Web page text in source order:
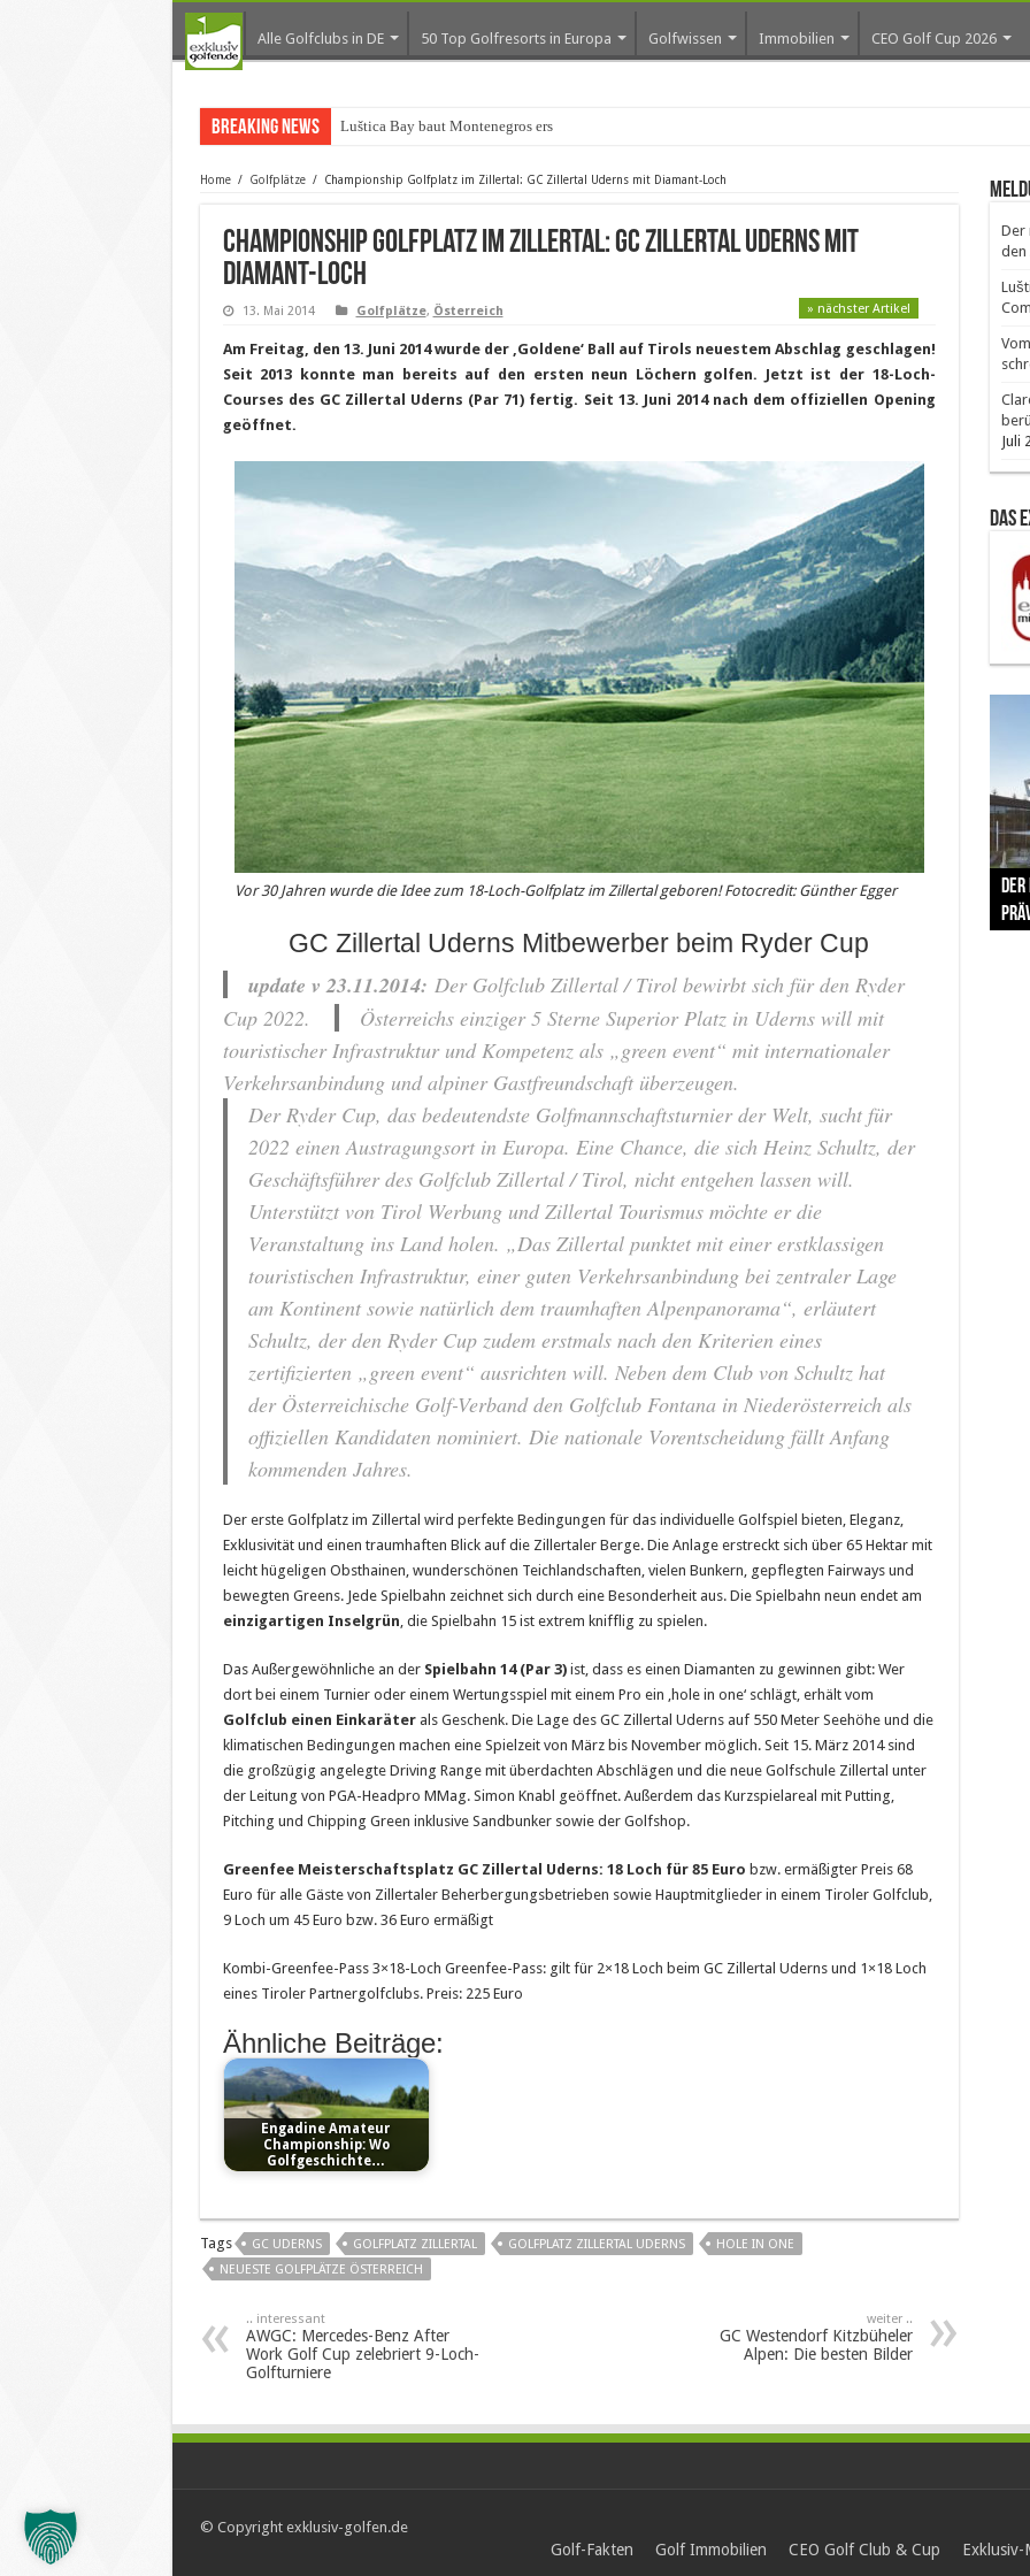
Alle Golfclubs in DE 50 Top Golfresorts in Europa Golfwissen Immobilien CEO Golf Cup 2026
Breaking News Luštica Bay baut Montenegros erste Golf-Community w
Home / Golfplätze / Championship Golfplatz im Zillertal: GC Zillertal Uderns mit Diamant-Loch
Championship Golfplatz im Zillertal: GC Zillertal Uderns mit
Diamant-Loch
13. Mai 2014 Golfplätze, Österreich » nächster Artikel
Am Freitag, den 13. Juni 2014 wurde der ‚Goldene‘ Ball auf Tirols neuestem Abschlag geschlagen!
Seit 2013 konnte man bereits auf den ersten neun Löchern golfen. Jetzt ist der 18-Loch-
Courses des GC Zillertal Uderns (Par 71) fertig. Seit 13. Juni 2014 nach dem offiziellen Opening
geöffnet.
Vor 30 Jahren wurde die Idee zum 18-Loch-Golfplatz im Zillertal geboren! Fotocredit: Günther Egger
GC Zillertal Uderns Mitbewerber beim Ryder Cup
update v 23.11.2014: Der Golfclub Zillertal / Tirol bewirbt sich für den Ryder
Cup 2022.
Österreichs einziger 5 Sterne Superior Platz in Uderns will mit
touristischer Infrastruktur und Kompetenz als „green event“ mit internationaler
Verkehrsanbindung und alpiner Gastfreundschaft überzeugen.
Der Ryder Cup, das bedeutendste Golfmannschaftsturnier der Welt, sucht für
2022 einen Austragungsort in Europa. Eine Chance, die sich Heinz Schultz, der
Geschäftsführer des Golfclub Zillertal / Tirol, nicht entgehen lassen will.
Unterstützt von Tirol Werbung und Zillertal Tourismus möchte er die
Veranstaltung ins Land holen. „Das Zillertal punktet mit einer erstklassigen
touristischen Infrastruktur, einer guten Verkehrsanbindung bei zentraler Lage
am Kontinent sowie natürlich dem traumhaften Alpenpanorama“, erläutert
Schultz, der den Ryder Cup zudem erstmals nach den Kriterien eines
zertifizierten „green event“ ausrichten will. Neben dem Club von Schultz hat
der Österreichische Golf-Verband den Golfclub Fontana in Niederösterreich als
offiziellen Kandidaten nominiert. Die nationale Vorentscheidung fällt Anfang
kommenden Jahres.
Der erste Golfplatz im Zillertal wird perfekte Bedingungen für das individuelle Golfspiel bieten, Eleganz,
Exklusivität und einen traumhaften Blick auf die Zillertaler Berge. Die Anlage erstreckt sich über 65 Hektar mit
leicht hügeligen Obsthainen, wunderschönen Teichlandschaften, vielen Bunkern, gepflegten Fairways und
bewegten Greens. Jede Spielbahn zeichnet sich durch eine Besonderheit aus. Die Spielbahn neun endet am
einzigartigen Inselgrün , die Spielbahn 15 ist extrem knifflig zu spielen.
Das Außergewöhnliche an der Spielbahn 14 (Par 3)ist, dass es einen Diamanten zu gewinnen gibt: Wer
dort bei einem Turnier oder einem Wertungsspiel mit einem Pro ein ‚hole in one‘ schlägt, erhält vom
Golfclub einen Einkaräter als Geschenk. Die Lage des GC Zillertal Uderns auf 550 Meter Seehöhe und die
klimatischen Bedingungen machen eine Spielzeit von März bis November möglich. Seit 15. März 2014 sind
die großzügig angelegte Driving Range mit überdachten Abschlägen und die neue Golfschule Zillertal unter
der Leitung von PGA-Headpro MMag. Simon Knabl geöffnet. Außerdem das Kurzspielareal mit Putting,
Pitching und Chipping Green inklusive Sandbunker sowie der Golfshop.
Greenfee Meisterschaftsplatz GC Zillertal Uderns: 18 Loch für 85 Euro bzw. ermäßigter Preis 68
Euro für alle Gäste von Zillertaler Beherbergungsbetrieben sowie Hauptmitglieder in einem Tiroler Golfclub,
9 Loch um 45 Euro bzw. 36 Euro ermäßigt
Kombi-Greenfee-Pass 3×18-Loch Greenfee-Pass: gilt für 2×18 Loch beim GC Zillertal Uderns und 1×18 Loch
eines Tiroler Partnergolfclubs. Preis: 225 Euro
Ähnliche Beiträge:
Engadine Amateur
Championship: Wo
Golfgeschichte…
Tags GC UDERNS GOLFPLATZ ZILLERTAL GOLFPLATZ ZILLERTAL UDERNS
HOLE IN ONE
NEUESTE GOLFPLÄTZE ÖSTERREICH
.. interessant
AWGC: Mercedes-Benz After
Work Golf Cup zelebriert 9-Loch-
Golfturniere
weiter ..
GC Westendorf Kitzbüheler
Alpen: Die besten Bilder
Der
den
Juli
Das
The
Golf-Fakten Golf Immobilien CEO Golf Club & Cup Exklusiv-
© Copyright exklusiv-golfen.de